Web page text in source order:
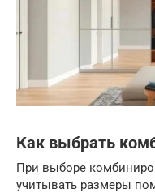
Как выбрать
При выборе
учитывать размеры